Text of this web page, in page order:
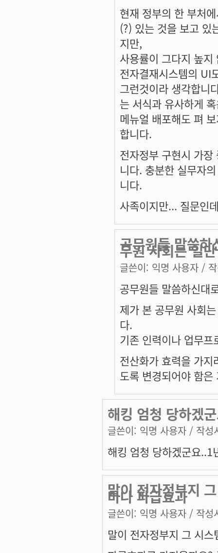
현재 정부의 한 부처
(?) 있는 것을 보고 있
지만,
사용률이 그다지 높
전자결재시스템의 UI
그런것이라 생각합니
는 서식과 유사하게
메뉴얼 배포해도 펴
합니다.
전자정부 구현시 가
니다. 충분한 실무자
니다.
사족이지만... 질문인
공무원들 말씀
무원 사회는 일단
글쓴이: 익명 사용자 /
공무원들 말씀하신대
제가 본 공무원 사회
다.
기존 인력이나 업무
전산화가 효력을 가
도록 변경되어야 함
해킹 엄청 당하겠
글쓴이: 익명 사용자 / 작성
해킹 엄청 당하겠군요
말이 전자정부지
마나 파급효과
글쓴이: 익명 사용자 / 작성
말이 전자정부지 그 시